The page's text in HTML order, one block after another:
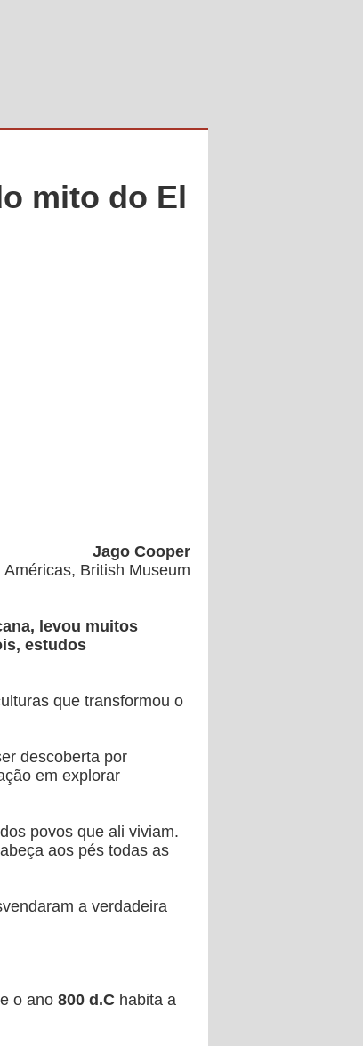
mito do El
Jago Cooper
Américas, British Museum
levou muitos
estudos
que transformou o
descoberta por
em explorar
povos que ali viviam.
aos pés todas as
a verdadeira
o ano 800 d.C habita a